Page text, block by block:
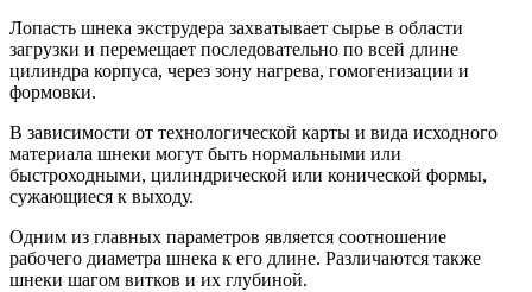
Лопасть шнека экструдера захватывает сырье в области
загрузки и перемещает последовательно по всей длине
цилиндра корпуса, через зону нагрева, гомогенизации и
формовки.
В зависимости от технологической карты и вида исходного
материала шнеки могут быть нормальными или
быстроходными, цилиндрической или конической формы,
сужающиеся к выходу.
Одним из главных параметров является соотношение
рабочего диаметра шнека к его длине. Различаются также
шнеки шагом витков и их глубиной.